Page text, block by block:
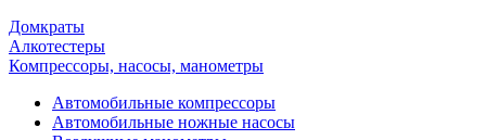
Домкраты
Алкотестеры
Компрессоры, насосы, манометры
Автомобильные компрессоры
Автомобильные ножные насосы